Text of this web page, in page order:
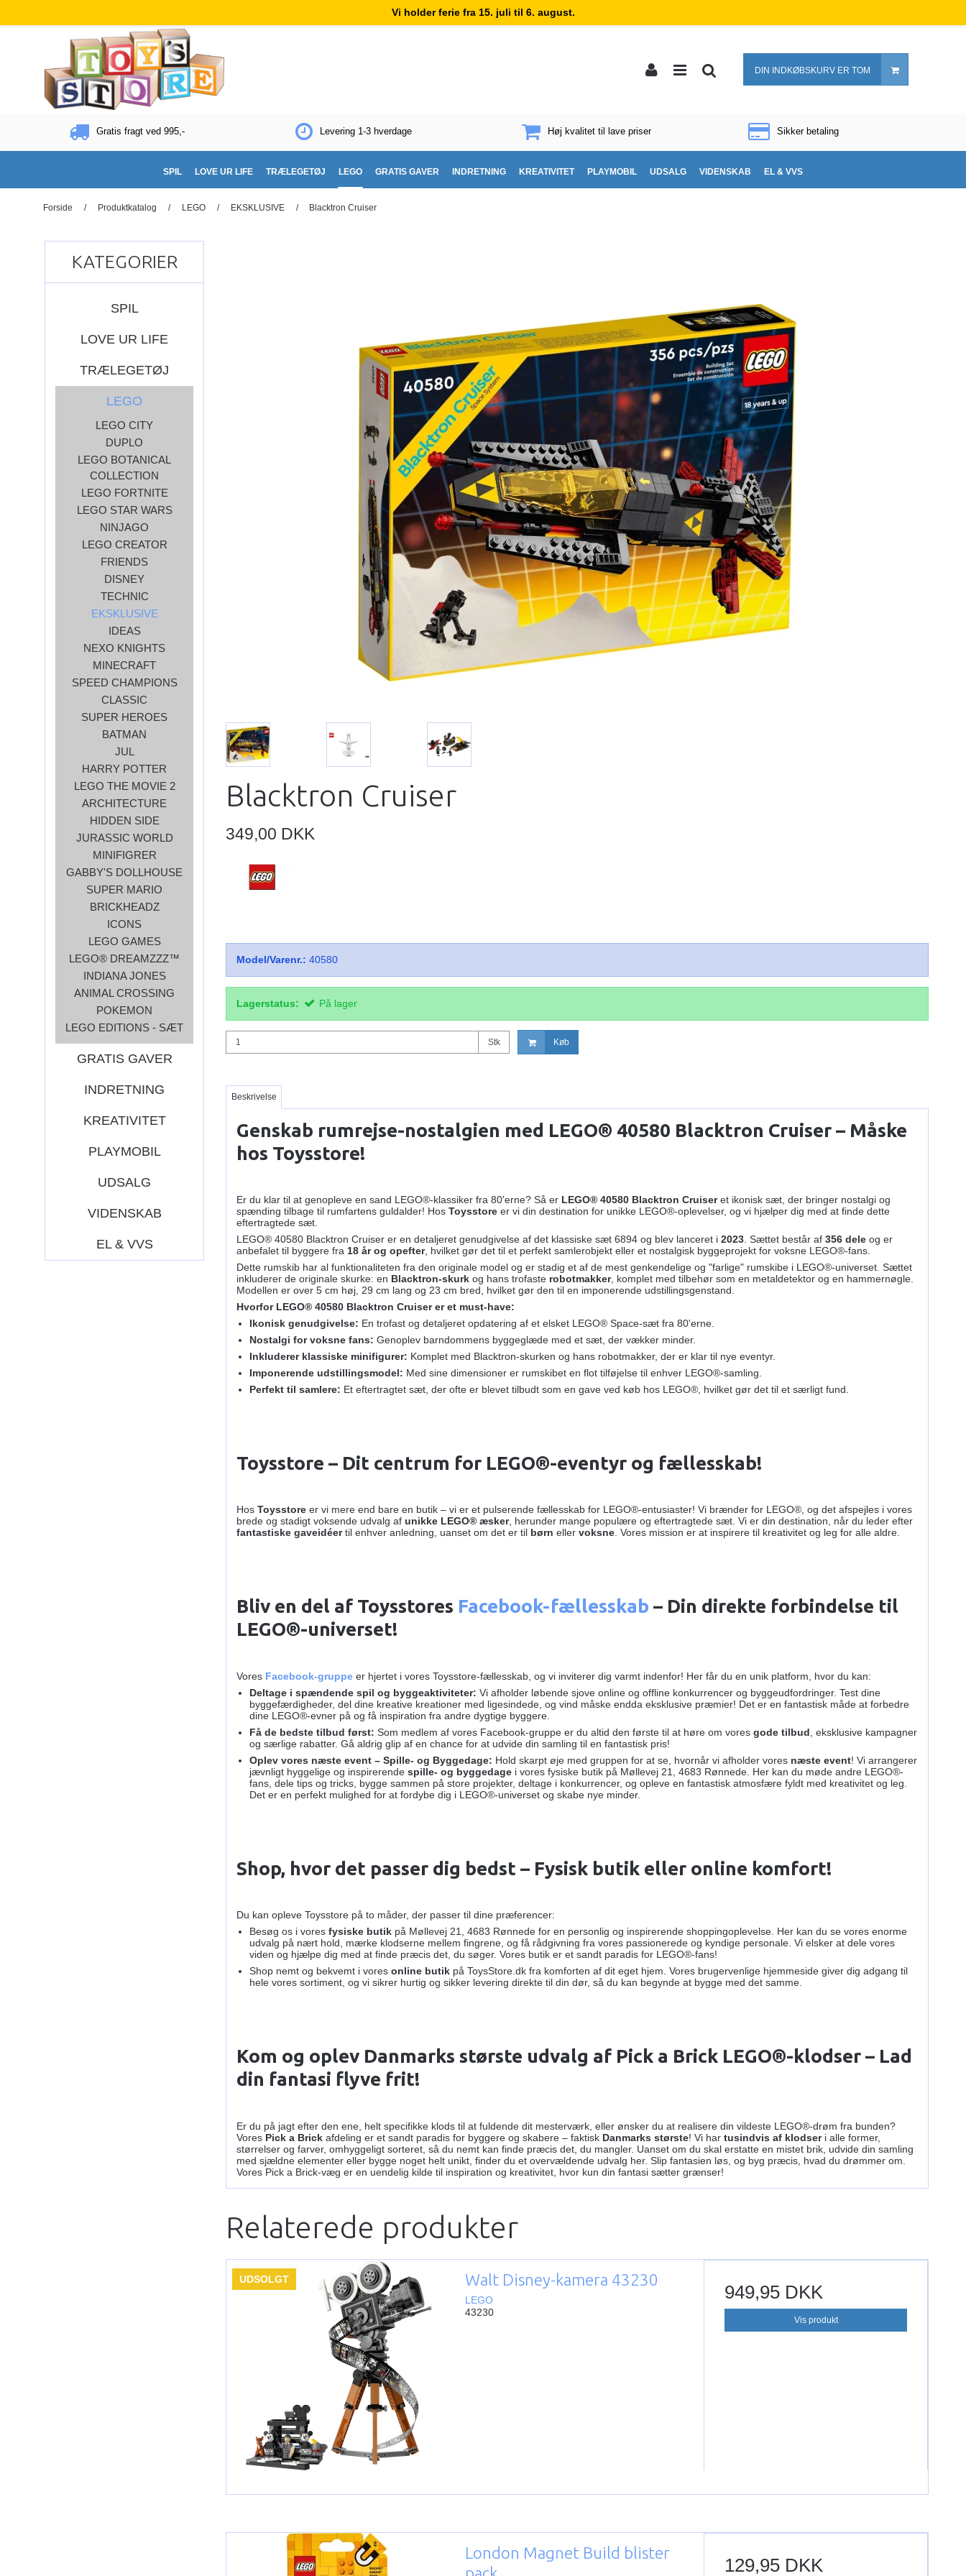
Vi holder ferie fra 15. juli til 6. august.
DIN INDKØBSKURV ER TOM
Gratis fragt ved 995,- Levering 1-3 hverdage Høj kvalitet til lave priser Sikker betaling
SPIL LOVE UR LIFE TRÆLEGETØJ LEGO GRATIS GAVER INDRETNING KREATIVITET PLAYMOBIL UDSALG VIDENSKAB EL & VVS
Forside / Produktkatalog / LEGO / EKSKLUSIVE / Blacktron Cruiser
KATEGORIER
SPIL
LOVE UR LIFE
TRÆLEGETØJ
LEGO
LEGO CITY
DUPLO
LEGO BOTANICAL
COLLECTION
LEGO FORTNITE
LEGO STAR WARS
NINJAGO
LEGO CREATOR
FRIENDS
DISNEY
TECHNIC
EKSKLUSIVE
IDEAS
NEXO KNIGHTS
MINECRAFT
SPEED CHAMPIONS
CLASSIC
SUPER HEROES
BATMAN
JUL
HARRY POTTER
LEGO THE MOVIE 2
ARCHITECTURE
HIDDEN SIDE
JURASSIC WORLD
MINIFIGRER
GABBY'S DOLLHOUSE
SUPER MARIO
BRICKHEADZ
ICONS
LEGO GAMES
LEGO® DREAMZZZ™
INDIANA JONES
ANIMAL CROSSING
POKEMON
LEGO EDITIONS - SÆT
GRATIS GAVER
INDRETNING
KREATIVITET
PLAYMOBIL
UDSALG
VIDENSKAB
EL & VVS
Blacktron Cruiser
349,00 DKK
Model/Varenr.: 40580
Lagerstatus: På lager
Stk Køb
Beskrivelse
Genskab rumrejse-nostalgien med LEGO® 40580 Blacktron Cruiser – Måske
hos Toysstore!
Er du klar til at genopleve en sand LEGO®-klassiker fra 80'erne? Så er LEGO® 40580 Blacktron Cruiseret ikonisk sæt, der bringer nostalgi og
spænding tilbage til rumfartens guldalder! HosToysstore er vi din destination for unikke LEGO®-oplevelser, og vi hjælper dig med at finde dette
eftertragtede sæt.
LEGO® 40580 Blacktron Cruiser er en detaljeret genudgivelse af det klassiske sæt 6894 og blev lanceret i2023 . Sættet består af356 dele og er
anbefalet til byggere fra 18 år og opefter, hvilket gør det til et perfekt samlerobjekt eller et nostalgisk byggeprojekt for voksne LEGO®-fans.
Dette rumskib har al funktionaliteten fra den originale model og er stadig et af de mest genkendelige og "farlige" rumskibe i LEGO®-universet. Sættet
inkluderer de originale skurke: en Blacktron-skurk og hans trofaste robotmakker, komplet med tilbehør som en metaldetektor og en hammernøgle.
Modellen er over 5 cm høj, 29 cm lang og 23 cm bred, hvilket gør den til en imponerende udstillingsgenstand.
Hvorfor LEGO® 40580 Blacktron Cruiser er et must-have:
Ikonisk genudgivelse: En trofast og detaljeret opdatering af et elsket LEGO® Space-sæt fra 80'erne.
Nostalgi for voksne fans: Genoplev barndommens byggeglæde med et sæt, der vækker minder.
Inkluderer klassiske minifigurer: Komplet med Blacktron-skurken og hans robotmakker, der er klar til nye eventyr.
Imponerende udstillingsmodel: Med sine dimensioner er rumskibet en flot tilføjelse til enhver LEGO®-samling.
Perfekt til samlere: Et eftertragtet sæt, der ofte er blevet tilbudt som en gave ved køb hos LEGO®, hvilket gør det til et særligt fund.
Toysstore – Dit centrum for LEGO®-eventyr og fællesskab!
HosToysstore er vi mere end bare en butik – vi er et pulserende fællesskab for LEGO®-entusiaster! Vi brænder for LEGO®, og det afspejles i vores
brede og stadigt voksende udvalg afunikke LEGO® æsker, herunder mange populære og eftertragtede sæt. Vi er din destination, når du leder efter
fantastiske gaveidéertil enhver anledning, uanset om det er til børn ellervoksne. Vores mission er at inspirere til kreativitet og leg for alle aldre.
Bliv en del af Toysstores Facebook-fællesskab – Din direkte forbindelse til
LEGO®-universet!
Vores Facebook-gruppe er hjertet i vores Toysstore-fællesskab, og vi inviterer dig varmt indenfor! Her får du en unik platform, hvor du kan:
Deltage i spændende spil og byggeaktiviteter: Vi afholder løbende sjove online og offline konkurrencer og byggeudfordringer. Test dine
byggefærdigheder, del dine kreative kreationer med ligesindede, og vind måske endda eksklusive præmier! Det er en fantastisk måde at forbedre
dine LEGO®-evner på og få inspiration fra andre dygtige byggere.
Få de bedste tilbud først: Som medlem af vores Facebook-gruppe er du altid den første til at høre om vores gode tilbud , eksklusive kampagner
og særlige rabatter. Gå aldrig glip af en chance for at udvide din samling til en fantastisk pris!
Oplev vores næste event – Spille- og Byggedage: Hold skarpt øje med gruppen for at se, hvornår vi afholder vores næste event! Vi arrangerer
jævnligt hyggelige og inspirerende spille- og byggedagei vores fysiske butik på Møllevej 21, 4683 Rønnede. Her kan du møde andre LEGO®-
fans, dele tips og tricks, bygge sammen på store projekter, deltage i konkurrencer, og opleve en fantastisk atmosfære fyldt med kreativitet og leg.
Det er en perfekt mulighed for at fordybe dig i LEGO®-universet og skabe nye minder.
Shop, hvor det passer dig bedst – Fysisk butik eller online komfort!
Du kan opleve Toysstore på to måder, der passer til dine præferencer:
Besøg os i vores fysiske butikpå Møllevej 21, 4683 Rønnede for en personlig og inspirerende shoppingoplevelse. Her kan du se vores enorme
udvalg på nært hold, mærke klodserne mellem fingrene, og få rådgivning fra vores passionerede og kyndige personale. Vi elsker at dele vores
viden og hjælpe dig med at finde præcis det, du søger. Vores butik er et sandt paradis for LEGO®-fans!
Shop nemt og bekvemt i vores online butikpå ToysStore.dk fra komforten af dit eget hjem. Vores brugervenlige hjemmeside giver dig adgang til
hele vores sortiment, og vi sikrer hurtig og sikker levering direkte til din dør, så du kan begynde at bygge med det samme.
Kom og oplev Danmarks største udvalg af Pick a Brick LEGO®-klodser – Lad
din fantasi flyve frit!
Er du på jagt efter den ene, helt specifikke klods til at fuldende dit mesterværk, eller ønsker du at realisere din vildeste LEGO®-drøm fra bunden?
Vores Pick a Brick afdeling er et sandt paradis for byggere og skabere – faktisk Danmarks største! Vi hartusindvis af klodseri alle former,
størrelser og farver, omhyggeligt sorteret, så du nemt kan finde præcis det, du mangler. Uanset om du skal erstatte en mistet brik, udvide din samling
med sjældne elementer eller bygge noget helt unikt, finder du et overvældende udvalg her. Slip fantasien løs, og byg præcis, hvad du drømmer om.
Vores Pick a Brick-væg er en uendelig kilde til inspiration og kreativitet, hvor kun din fantasi sætter grænser!
Relaterede produkter
UDSOLGT Walt Disney-kamera 43230
LEGO
43230
949,95 DKK
Vis produkt
London Magnet Build blister
129,95 DKK